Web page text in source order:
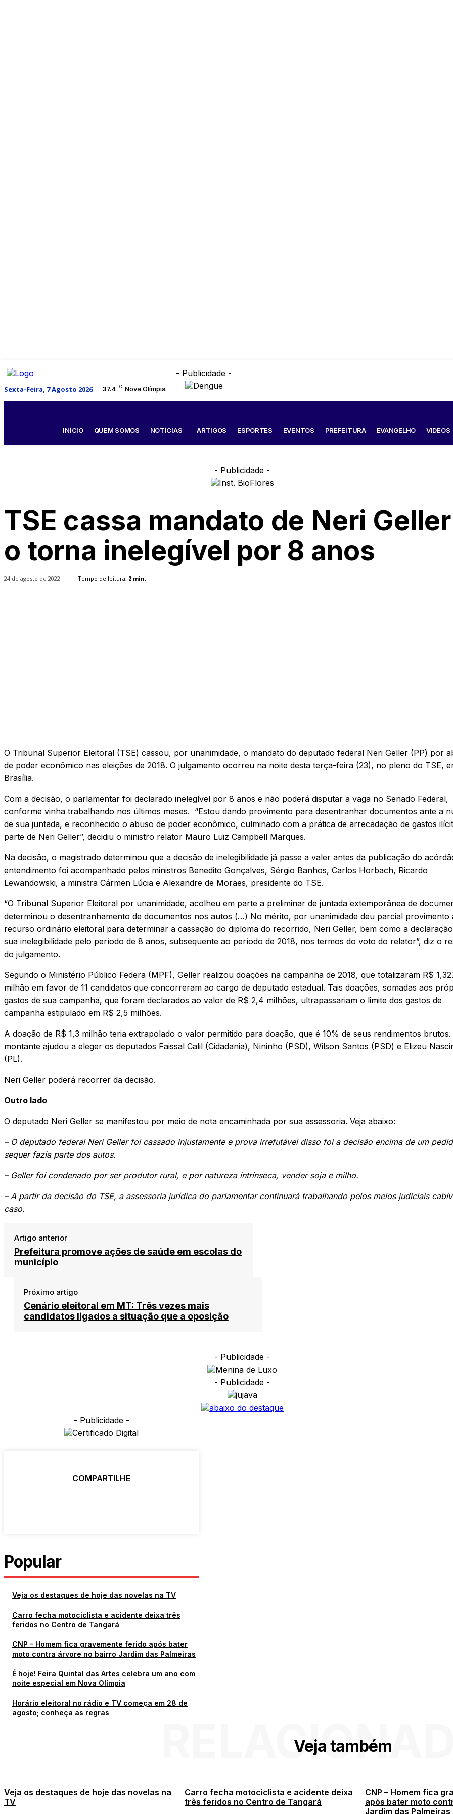
Sexta-Feira, 7 Agosto 2026 37.4 C Nova Olímpia
- Publicidade -
INÍCIO QUEM SOMOS NOTÍCIAS ARTIGOS ESPORTES EVENTOS PREFEITURA EVANGELHO VIDEOS
- Publicidade -
TSE cassa mandato de Neri
o torna inelegível por 8 anos
24 de agosto de 2022 Tempo de leitura, 2 min.
O Tribunal Superior Eleitoral (TSE) cassou, por unanimidade, o mandato do deputado federal Neri Geller (PP) por
de poder econômico nas eleições de 2018. O julgamento ocorreu na noite desta terça-feira (23), no pleno do TSE,
Brasília.
Com a decisão, o parlamentar foi declarado inelegível por 8 anos e não poderá disputar a vaga no Senado Federal,
conforme vinha trabalhando nos últimos meses. “Estou dando provimento para desentranhar documentos ante a
de sua juntada, e reconhecido o abuso de poder econômico, culminado com a prática de arrecadação de gastos
parte de Neri Geller”, decidiu o ministro relator Mauro Luiz Campbell Marques.
Na decisão, o magistrado determinou que a decisão de inelegibilidade já passe a valer antes da publicação do
entendimento foi acompanhado pelos ministros Benedito Gonçalves, Sérgio Banhos, Carlos Horbach, Ricardo
Lewandowski, a ministra Cármen Lúcia e Alexandre de Moraes, presidente do TSE.
“O Tribunal Superior Eleitoral por unanimidade, acolheu em parte a preliminar de juntada extemporânea de
determinou o desentranhamento de documentos nos autos (…) No mérito, por unanimidade deu parcial provimento
recurso ordinário eleitoral para determinar a cassação do diploma do recorrido, Neri Geller, bem como a
sua inelegibilidade pelo período de 8 anos, subsequente ao período de 2018, nos termos do voto do relator”, diz o
do julgamento.
Segundo o Ministério Público Federa (MPF), Geller realizou doações na campanha de 2018, que totalizaram R$
milhão em favor de 11 candidatos que concorreram ao cargo de deputado estadual. Tais doações, somadas aos
gastos de sua campanha, que foram declarados ao valor de R$ 2,4 milhões, ultrapassariam o limite dos gastos de
campanha estipulado em R$ 2,5 milhões.
A doação de R$ 1,3 milhão teria extrapolado o valor permitido para doação, que é 10% de seus rendimentos
montante ajudou a eleger os deputados Faissal Calil (Cidadania), Nininho (PSD), Wilson Santos (PSD) e Elizeu
(PL).
Neri Geller poderá recorrer da decisão.
Outro lado
O deputado Neri Geller se manifestou por meio de nota encaminhada por sua assessoria. Veja abaixo:
– O deputado federal Neri Geller foi cassado injustamente e prova irrefutável disso foi a decisão encima de um
sequer fazia parte dos autos.
– Geller foi condenado por ser produtor rural, e por natureza intrínseca, vender soja e milho.
– A partir da decisão do TSE, a assessoria jurídica do parlamentar continuará trabalhando pelos meios judiciais
caso.
Artigo anterior
Prefeitura promove ações de saúde em escolas do
município
Próximo artigo
Cenário eleitoral em MT: Três vezes mais
candidatos ligados a situação que a oposição
- Publicidade -
- Publicidade -
- Publicidade -
COMPARTILHE
Popular
Veja os destaques de hoje das novelas na TV
Carro fecha motociclista e acidente deixa três
feridos no Centro de Tangará
CNP – Homem fica gravemente ferido após bater
moto contra árvore no bairro Jardim das Palmeiras
É hoje! Feira Quintal das Artes celebra um ano com
noite especial em Nova Olímpia
Horário eleitoral no rádio e TV começa em 28 de
agosto; conheça as regras
Veja também
Veja os destaques de hoje das novelas na
TV
Carro fecha motociclista e acidente deixa
três feridos no Centro de Tangará
CNP – Homem fica
após bater moto
Jardim das Palmeiras